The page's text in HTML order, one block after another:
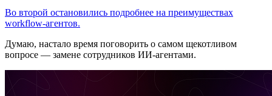
Во второй остановились подробнее на преимуществах
workflow-агентов.
Думаю, настало время поговорить о самом щекотливом
вопросе — замене сотрудников ИИ-агентами.